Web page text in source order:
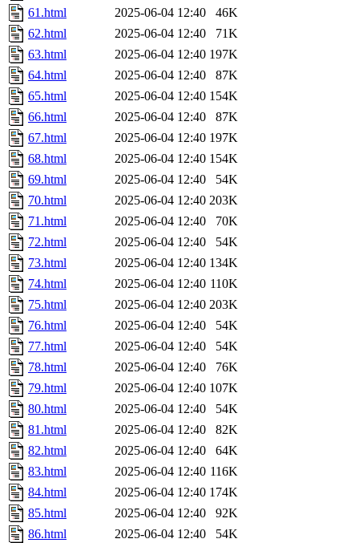
61.html
2025-06-04 12:40
46K
62.html
2025-06-04 12:40
71K
63.html
2025-06-04 12:40 197K
64.html
2025-06-04 12:40
87K
65.html
2025-06-04 12:40 154K
66.html
2025-06-04 12:40
87K
67.html
2025-06-04 12:40 197K
68.html
2025-06-04 12:40 154K
69.html
2025-06-04 12:40
54K
70.html
2025-06-04 12:40 203K
71.html
2025-06-04 12:40
70K
72.html
2025-06-04 12:40
54K
73.html
2025-06-04 12:40 134K
74.html
2025-06-04 12:40 110K
75.html
2025-06-04 12:40 203K
76.html
2025-06-04 12:40
54K
77.html
2025-06-04 12:40
54K
78.html
2025-06-04 12:40
76K
79.html
2025-06-04 12:40 107K
80.html
2025-06-04 12:40
54K
81.html
2025-06-04 12:40
82K
82.html
2025-06-04 12:40
64K
83.html
2025-06-04 12:40 116K
84.html
2025-06-04 12:40 174K
85.html
2025-06-04 12:40
92K
86.html
2025-06-04 12:40
54K